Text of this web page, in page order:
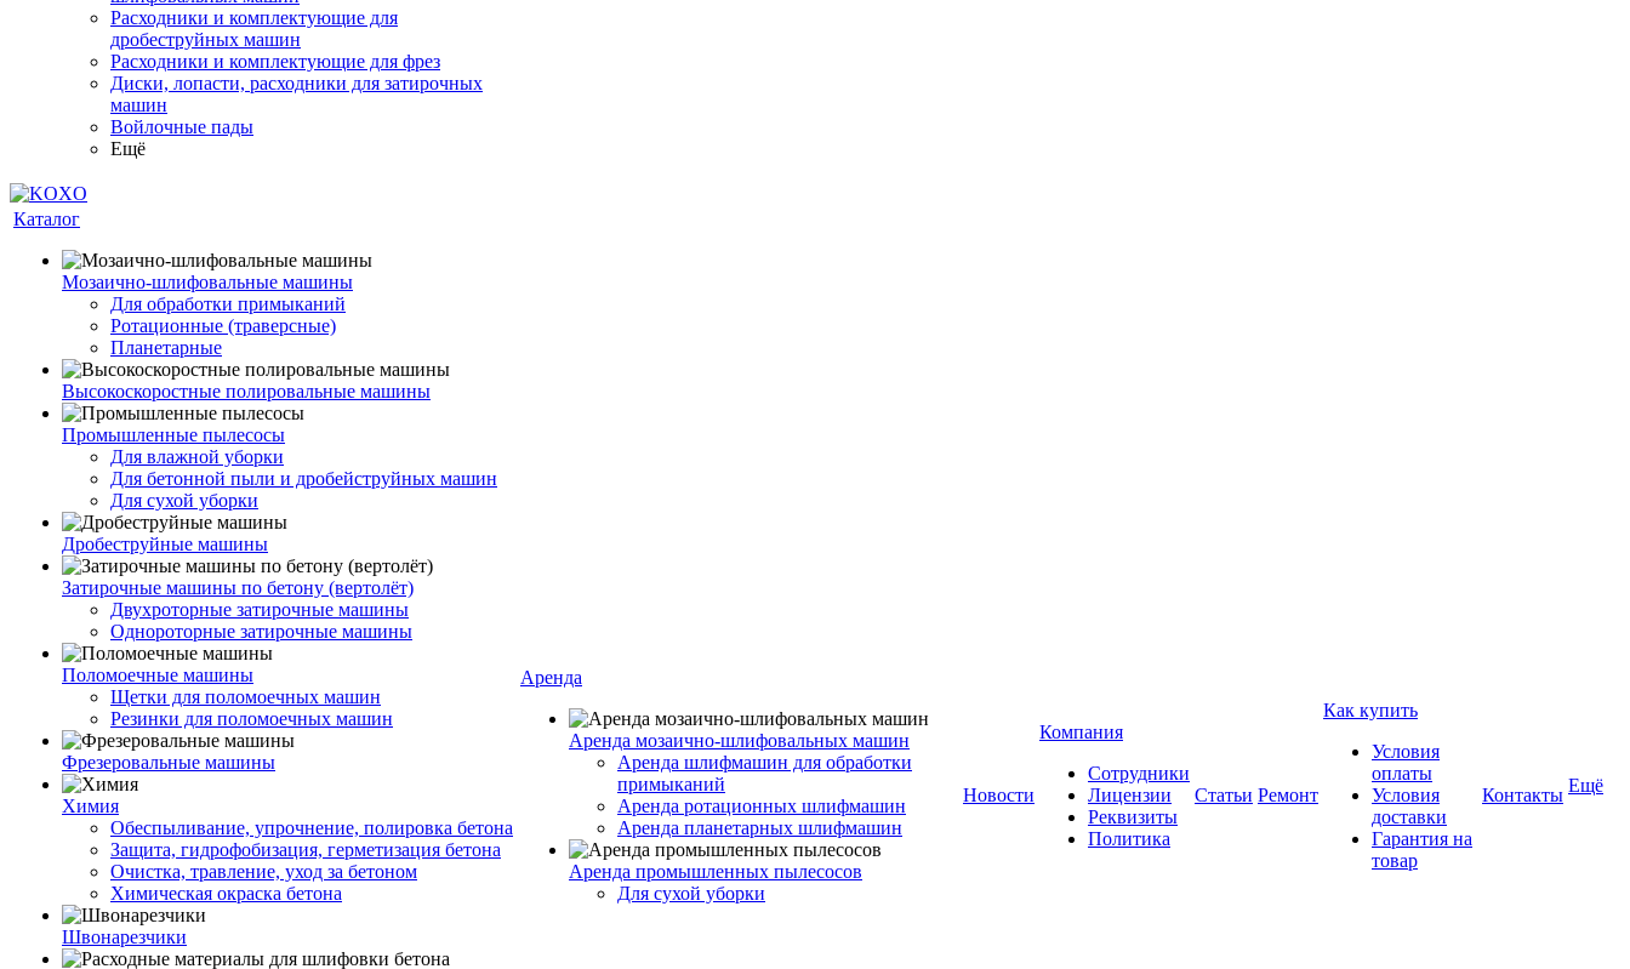
Расходники и комплектующие для
дробеструйных машин
Расходники и комплектующие для фрез
Диски, лопасти, расходники для затирочных
машин
Войлочные пады
Ещё
Каталог
Мозаично-шлифовальные машины
Для обработки примыканий
Ротационные (траверсные)
Планетарные
Высокоскоростные полировальные машины
Промышленные пылесосы
Для влажной уборки
Для бетонной пыли и дробейструйных машин
Для сухой уборки
Дробеструйные машины
Затирочные машины по бетону (вертолёт)
Двухроторные затирочные машины
Однороторные затирочные машины
Поломоечные машины
Щетки для поломоечных машин
Резинки для поломоечных машин
Фрезеровальные машины
Химия
Обеспыливание, упрочнение, полировка бетона
Защита, гидрофобизация, герметизация бетона
Очистка, травление, уход за бетоном
Химическая окраска бетона
Швонарезчики
Аренда
Аренда мозаично-шлифовальных машин
Аренда шлифмашин для обработки
примыканий
Аренда ротационных шлифмашин
Аренда планетарных шлифмашин
Аренда промышленных пылесосов
Для сухой уборки
Новости
Компания
Сотрудники
Лицензии
Реквизиты
Политика
Статьи Ремонт
Как купить
Условия
оплаты
Условия
доставки
Гарантия на
товар
Контакты Ещё